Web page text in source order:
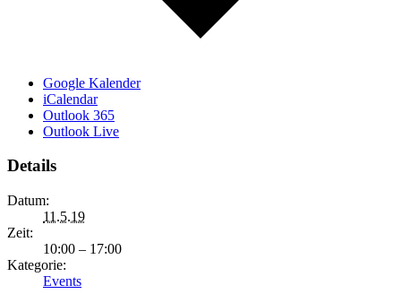
Google Kalender
iCalendar
Outlook 365
Outlook Live
Details
Datum:
11.5.19
Zeit:
10:00 – 17:00
Kategorie:
Events